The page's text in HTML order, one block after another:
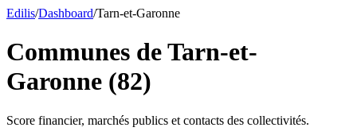
Edilis/Dashboard/Tarn-et-Garonne
Communes deTarn-et-
Garonne (82)
Score financier, marchés publics et contacts des collectivités.